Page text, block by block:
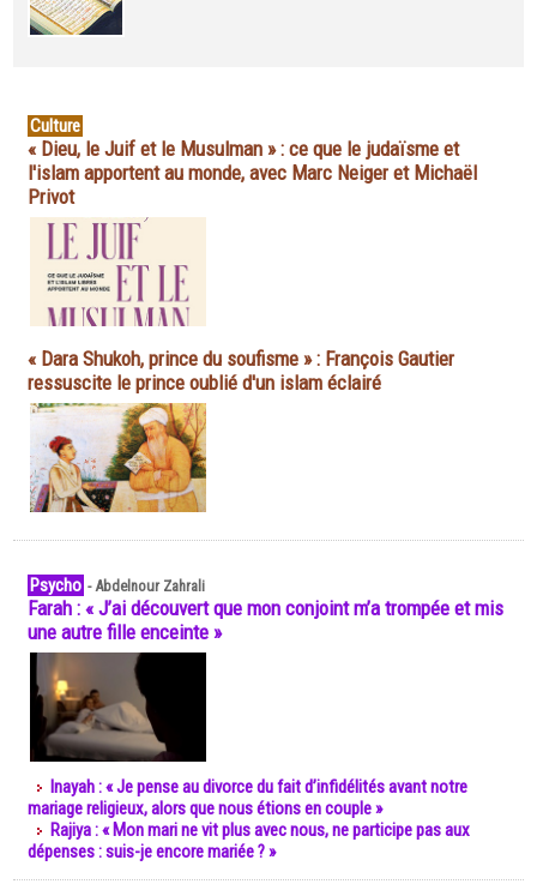
Culture
« Dieu, le Juif et le Musulman » : ce que le judaïsme et
l'islam apportent au monde, avec Marc Neiger et Michaël
Privot
« Dara Shukoh, prince du soufisme » : François Gautier
ressuscite le prince oublié d'un islam éclairé
Psycho -Abdelnour Zahrali
Farah : « J’ai découvert que mon conjoint m’a trompée et mis
une autre fille enceinte »
Inayah : « Je pense au divorce du fait d’infidélités avant notre
mariage religieux, alors que nous étions en couple »
Rajiya : « Mon mari ne vit plus avec nous, ne participe pas aux
dépenses : suis-je encore mariée ? »